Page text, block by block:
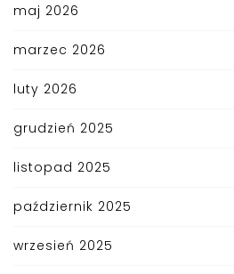
maj 2026
marzec 2026
luty 2026
grudzień 2025
listopad 2025
październik 2025
wrzesień 2025